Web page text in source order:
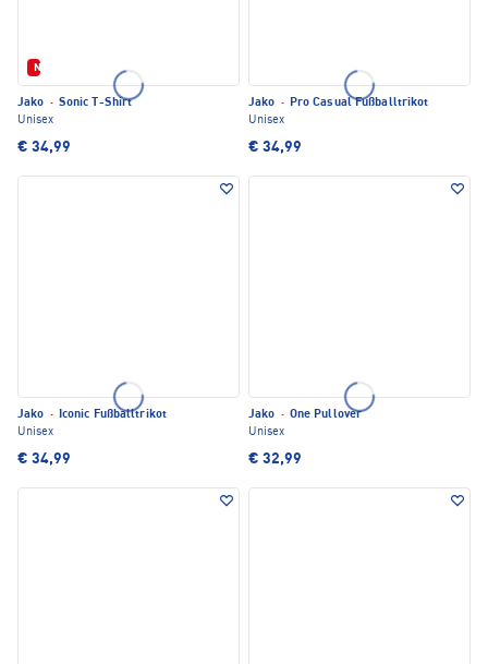
Neu
Jako · Sonic T-Shirt
Unisex
€ 34,99
Jako · Pro Casual Fußballtrikot
Unisex
€ 34,99
Jako · Iconic Fußballtrikot
Unisex
€ 34,99
Jako · One Pullover
Unisex
€ 32,99